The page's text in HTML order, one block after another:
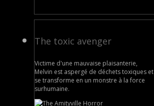
The toxic avenger
Victime d'une mauvaise plaisanterie,
Melvin est aspergé de déchets toxiques et
se transforme en un monstre à la force
surhumaine.